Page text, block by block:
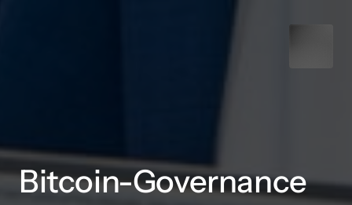
Bitcoin-Governance